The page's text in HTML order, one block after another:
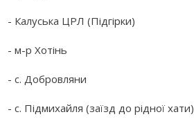
- Калуська ЦРЛ (Підгірки)
- м-р Хотінь
- с. Добровляни
- с. Підмихайля (заїзд до рідної хати)